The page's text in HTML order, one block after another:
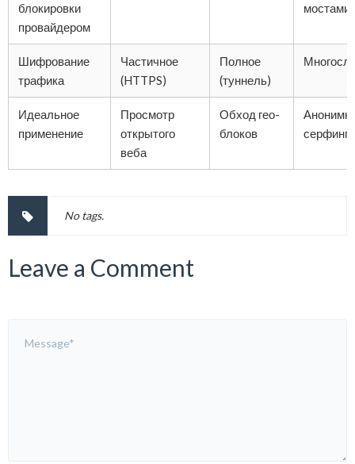
блокировки
провайдером
мостами)
Шифрование
трафика
Частичное
(HTTPS)
Полное
(туннель)
Идеальное
применение
Просмотр
открытого
веба
Обход гео-
блоков
серфинг
No tags.
Leave a Comment